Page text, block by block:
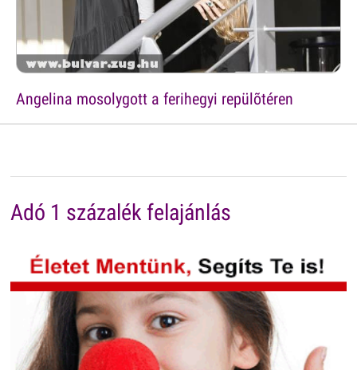
Angelina mosolygott a ferihegyi repülõtéren
Adó 1 százalék felajánlás